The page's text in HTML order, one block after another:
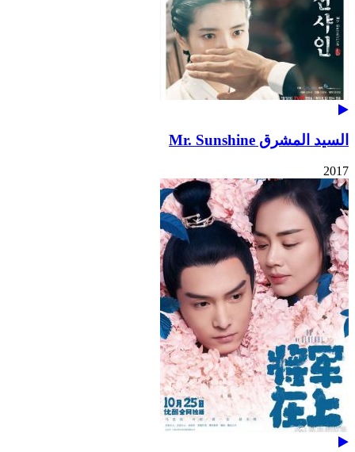
السيد المشرق Mr. Sunshine
2017